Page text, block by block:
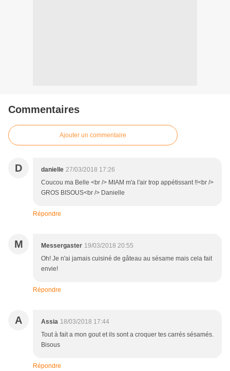
Commentaires
Ajouter un commentaire
D danielle 27/03/2018 17:26
Coucou ma Belle <br /> MIAM m'a l'air trop appétissant !!<br />
GROS BISOUS<br /> Danielle
Répondre
M Messergaster 19/03/2018 20:55
Oh! Je n'ai jamais cuisiné de gâteau au sésame mais cela fait
envie!
Répondre
A Assia 18/03/2018 17:44
Tout à fait a mon gout et ils sont a croquer tes carrés sésamés.
Bisous
Répondre